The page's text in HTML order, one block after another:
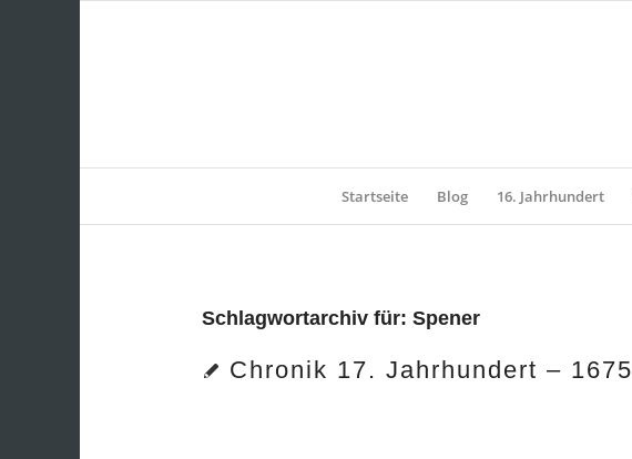
Startseite Blog 16. Jahrhundert
Schlagwortarchiv für: Spener
Chronik 17. Jahrhundert – 1675